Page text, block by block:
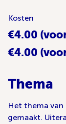
Kosten
€4.00
€4.00
Thema
Het thema
gemaakt.